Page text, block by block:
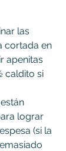
las
cortada en
apenitas
caldito si
lograr
(si la